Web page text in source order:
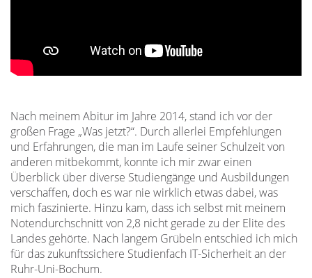
Nach meinem Abitur im Jahre 2014, stand ich vor der
großen Frage „Was jetzt?“. Durch allerlei Empfehlungen
und Erfahrungen, die man im Laufe seiner Schulzeit von
anderen mitbekommt, konnte ich mir zwar einen
Überblick über diverse Studiengänge und Ausbildungen
verschaffen, doch es war nie wirklich etwas dabei, was
mich faszinierte. Hinzu kam, dass ich selbst mit meinem
Notendurchschnitt von 2,8 nicht gerade zu der Elite des
Landes gehörte. Nach langem Grübeln entschied ich mich
für das zukunftssichere Studienfach IT-Sicherheit an der
Ruhr-Uni-Bochum.